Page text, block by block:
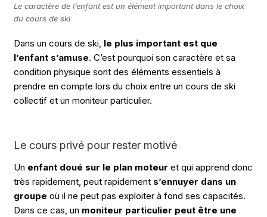
Le caractère de l’enfant est un élément important dans le choix
du cours de ski
Dans un cours de ski, le plus important est que
l’enfant s’amuse. C’est pourquoi son caractère et sa
condition physique sont des éléments essentiels à
prendre en compte lors du choix entre un cours de ski
collectif et un moniteur particulier.
Le cours privé pour rester motivé
Un enfant doué sur le plan moteur et qui apprend donc
très rapidement, peut rapidement s’ennuyer dans un
groupe où il ne peut pas exploiter à fond ses capacités.
Dans ce cas, un moniteur particulier peut être une